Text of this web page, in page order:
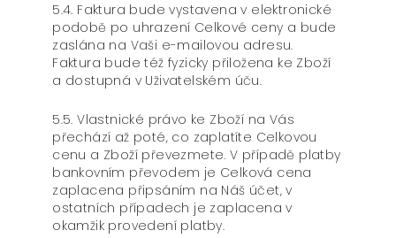
5.4. Faktura bude vystavena v elektronické
podobě po uhrazení Celkové ceny a bude
zaslána na Vaši e-mailovou adresu.
Faktura bude též fyzicky přiložena ke Zboží
a dostupná v Uživatelském úču.
5.5. Vlastnické právo ke Zboží na Vás
přechází až poté, co zaplatíte Celkovou
cenu a Zboží převezmete. V případě platby
bankovním převodem je Celková cena
zaplacena připsáním na Náš účet, v
ostatních případech je zaplacena v
okamžik provedení platby.